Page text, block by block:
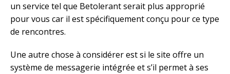
un service tel que Betolerant serait plus approprié
pour vous car il est spécifiquement conçu pour ce type
de rencontres.
Une autre chose à considérer est si le site offre un
système de messagerie intégrée et s’il permet à ses